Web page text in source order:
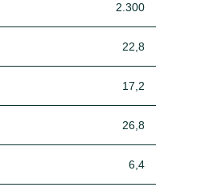
2.300
22,8
17,2
26,8
6,4